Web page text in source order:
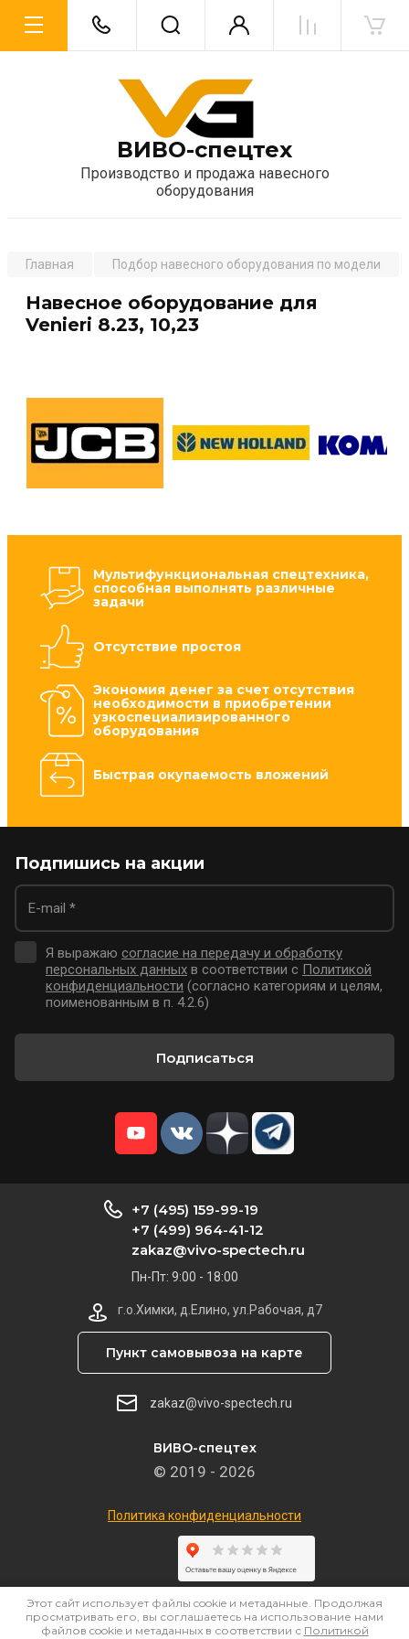
ВИВО-спецтех
Производство и продажа навесного
оборудования
Главная Подбор навесного оборудования по модели
Навесное оборудование для
Venieri 8.23, 10,23
Мультифункциональная спецтехника,
способная выполнять различные
задачи
Отсутствие простоя
Экономия денег за счет отсутствия
необходимости в приобретении
узкоспециализированного
оборудования
Быстрая окупаемость вложений
Подпишись на акции
Я выражаю согласие на передачу и обработку
персональных данных в соответствии с Политикой
конфиденциальности (согласно категориям и целям,
поименованным в п. 4.2.6)
Подписаться
ВИВО-спецтех
© 2019 - 2026
Политика конфиденциальности
+7 (495) 159-99-19
+7 (499) 964-41-12
zakaz@vivo-spectech.ru
Пн-Пт: 9:00 - 18:00
г.о.Химки, д.Елино, ул.Рабочая, д7
Пункт самовывоза на карте
zakaz@vivo-spectech.ru
Этот сайт использует файлы cookie и метаданные. Продолжая
просматривать его, вы соглашаетесь на использование нами
файлов cookie и метаданных в соответствии с Политикой